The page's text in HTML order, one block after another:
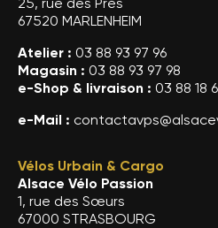
67520 MARLENHEIM
Atelier : 03 88 93 97 96
Magasin : 03 88 93 97 98
e-Shop & livraison : 03 88 18
e-Mail :
Vélos Urbain & Cargo
Alsace Vélo Passion
1, rue des Sœurs
67000 STRASBOURG